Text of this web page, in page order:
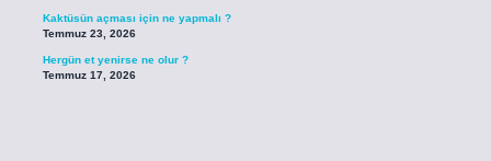
Kaktüsün açması için ne yapmalı ?
Temmuz 23, 2026
Hergün et yenirse ne olur ?
Temmuz 17, 2026